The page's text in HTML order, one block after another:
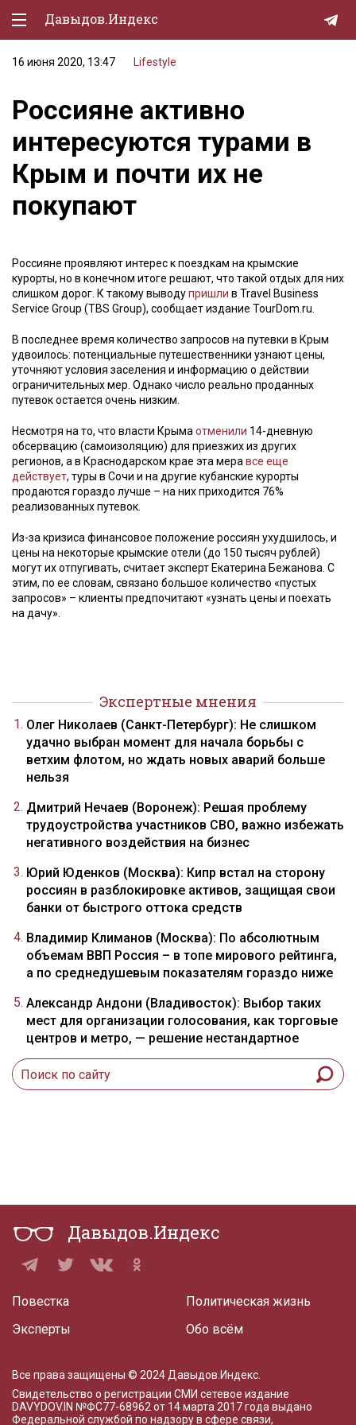
Давыдов.Индекс
Политическая жизнь
Экономика
Природа
Образование
Спорт
Lifestyle
Мурзилка
16 июня 2020, 13:47 Lifestyle
Россияне активно
интересуются турами в
Крым и почти их не
покупают
Россияне проявляют интерес к поездкам на крымские
курорты, но в конечном итоге решают, что такой отдых для них
слишком дорог. К такому выводупришли в Travel Business
Service Group (TBS Group), сообщает издание TourDom.ru.
В последнее время количество запросов на путевки в Крым
удвоилось: потенциальные путешественники узнают цены,
уточняют условия заселения и информацию о действии
ограничительных мер. Однако число реально проданных
путевок остается очень низким.
Несмотря на то, что власти Крыма отменили 14-дневную
обсервацию (самоизоляцию) для приезжих из других
регионов, а в Краснодарском крае эта мера все еще
действует, туры в Сочи и на другие кубанские курорты
продаются гораздо лучше – на них приходится 76%
реализованных путевок.
Из-за кризиса финансовое положение россиян ухудшилось, и
цены на некоторые крымские отели (до 150 тысяч рублей)
могут их отпугивать, считает эксперт Екатерина Бежанова. С
этим, по ее словам, связано большое количество «пустых
запросов» – клиенты предпочитают «узнать цены и поехать
на дачу».
Экспертные мнения
Олег Николаев (Санкт-Петербург): Не слишком
удачно выбран момент для начала борьбы с
ветхим флотом, но ждать новых аварий больше
нельзя
Дмитрий Нечаев (Воронеж): Решая проблему
трудоустройства участников СВО, важно избежать
негативного воздействия на бизнес
Юрий Юденков (Москва): Кипр встал на сторону
россиян в разблокировке активов, защищая свои
банки от быстрого оттока средств
Владимир Климанов (Москва): По абсолютным
объемам ВВП Россия – в топе мирового рейтинга,
а по среднедушевым показателям гораздо ниже
Александр Андони (Владивосток): Выбор таких
мест для организации голосования, как торговые
центров и метро, — решение нестандартное
Давыдов.Индекс
Повестка
Эксперты
Политическая жизнь
Обо всём
Все права защищены © 2024 Давыдов.Индекс.
Свидетельство о регистрации СМИ сетевое издание
DAVYDOV.IN №ФС77-68962 от 14 марта 2017 года выдано
Федеральной службой по надзору в сфере связи,